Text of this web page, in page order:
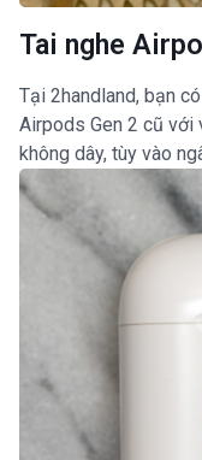
Tai nghe
Tại 2handland, bạn
Airpods Gen 2 cũ
không dây, tùy vào